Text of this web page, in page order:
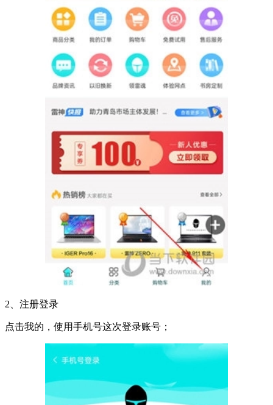
2、注册登录
点击我的，使用手机号这次登录账号；